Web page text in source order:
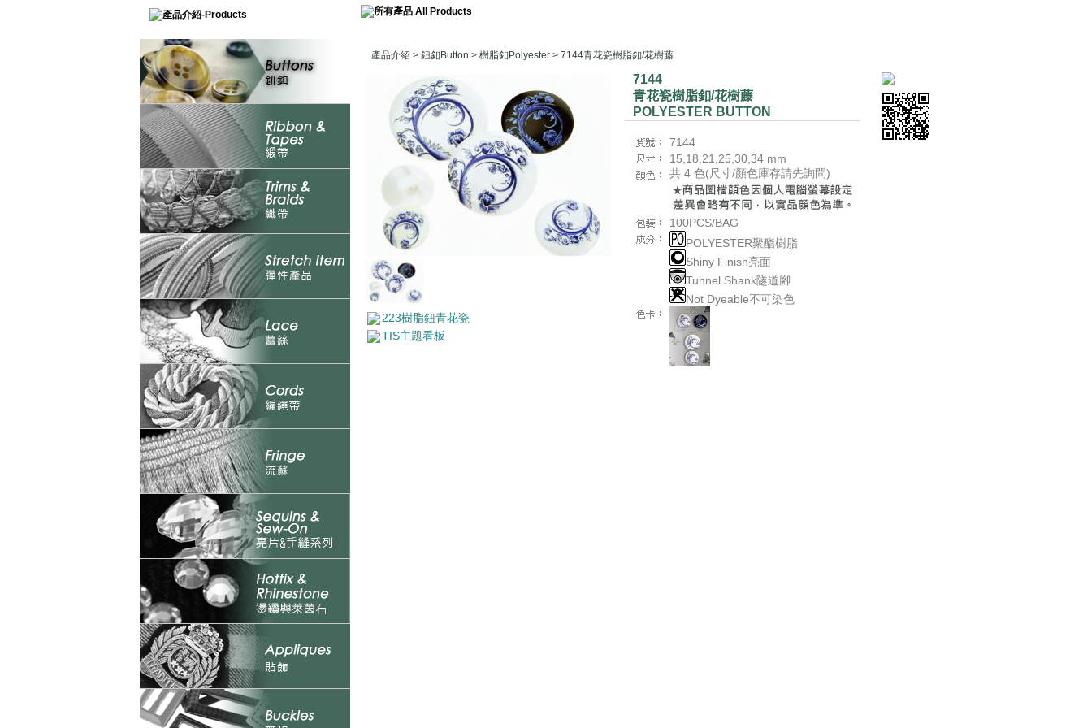
產品介紹 > 鈕釦Button > 樹脂釦Polyester > 7144青花瓷樹脂釦/花樹藤
223樹脂鈕青花瓷
TIS主題看板
7144
青花瓷樹脂釦/花樹藤
POLYESTER BUTTON
7144
15,18,21,25,30,34 mm
共 4 色(尺寸/顏色庫存請先詢問)
100PCS/BAG
POLYESTER聚酯樹脂
Shiny Finish亮面
Tunnel Shank隧道腳
Not Dyeable不可染色